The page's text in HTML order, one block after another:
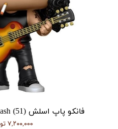
فانکو پاپ اسلش Guns 'N Roses - Slash (51)
۷,۲۰۰,۰۰۰ تومان